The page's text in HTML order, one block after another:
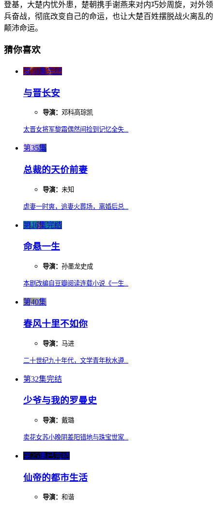
登基，大楚内忧外患，楚朝携手谢燕来对内巧妙周旋，对外领
兵奋战，彻底改变自己的命运，也让大楚百姓摆脱战火离乱的
颠沛命运。
猜你喜欢
第38集完结
与晋长安
导演： 邓科高琮凯
太晋女将军黎霜偶然间捡到记忆全失...
第35集
总裁的天价前妻
导演： 未知
虐妻一时爽，追妻火葬场，离婚后总...
第16集完结
命悬一生
导演： 孙墨龙史成
本剧改编自豆瓣阅读连载小说《一生...
第40集
春风十里不如你
导演： 马进
二十世纪九十年代，文学青年秋水遵...
第32集完结
少爷与我的罗曼史
导演： 戴璐
卖花女苏小晚阴差阳错地与珠宝世家...
第25集已完结
仙帝的都市生活
导演： 和谐